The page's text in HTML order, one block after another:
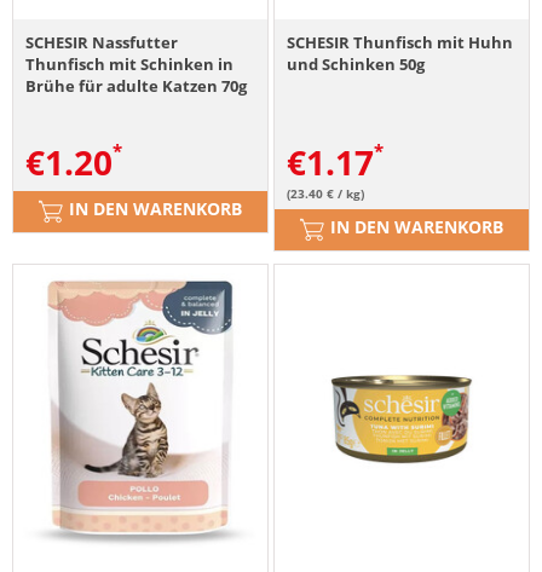
SCHESIR Nassfutter
Thunfisch mit Schinken in
Brühe für adulte Katzen 70g
€1.20
IN DEN WARENKORB
SCHESIR Thunfisch mit Huhn
und Schinken 50g
€1.17
(23.40 € / kg)
IN DEN WARENKORB